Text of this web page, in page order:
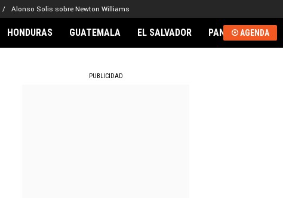
Alonso Solis sobre Newton Williams
HONDURAS GUATEMALA EL SALVADOR PANAMÁAGENDA
PUBLICIDAD